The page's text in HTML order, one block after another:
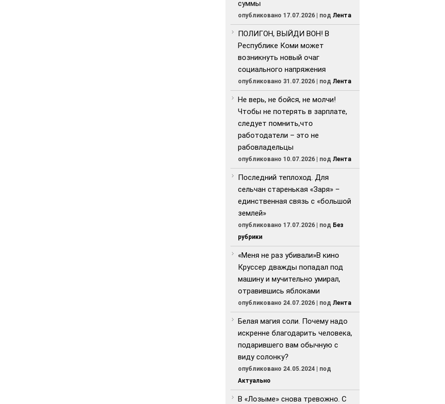
суммы
опубликовано 17.07.2026 | под Лента
ПОЛИГОН, ВЫЙДИ ВОН! В
Республике Коми может
возникнуть новый очаг
социального напряжения
опубликовано 31.07.2026 | под Лента
Не верь, не бойся, не молчи!
Чтобы не потерять в зарплате,
следует помнить,что
работодатели – это не
рабовладельцы
опубликовано 10.07.2026 | под Лента
Последний теплоход. Для
сельчан старенькая «Заря» –
единственная связь с «большой
землей»
опубликовано 17.07.2026 | под Без
рубрики
«Меня не раз убивали»В кино
Круссер дважды попадал под
машину и мучительно умирал,
отравившись яблоками
опубликовано 24.07.2026 | под Лента
Белая магия соли. Почему надо
искренне благодарить человека,
подарившего вам обычную с
виду солонку?
опубликовано 24.05.2024 | под
Актуально
В «Лозыме» снова тревожно. С